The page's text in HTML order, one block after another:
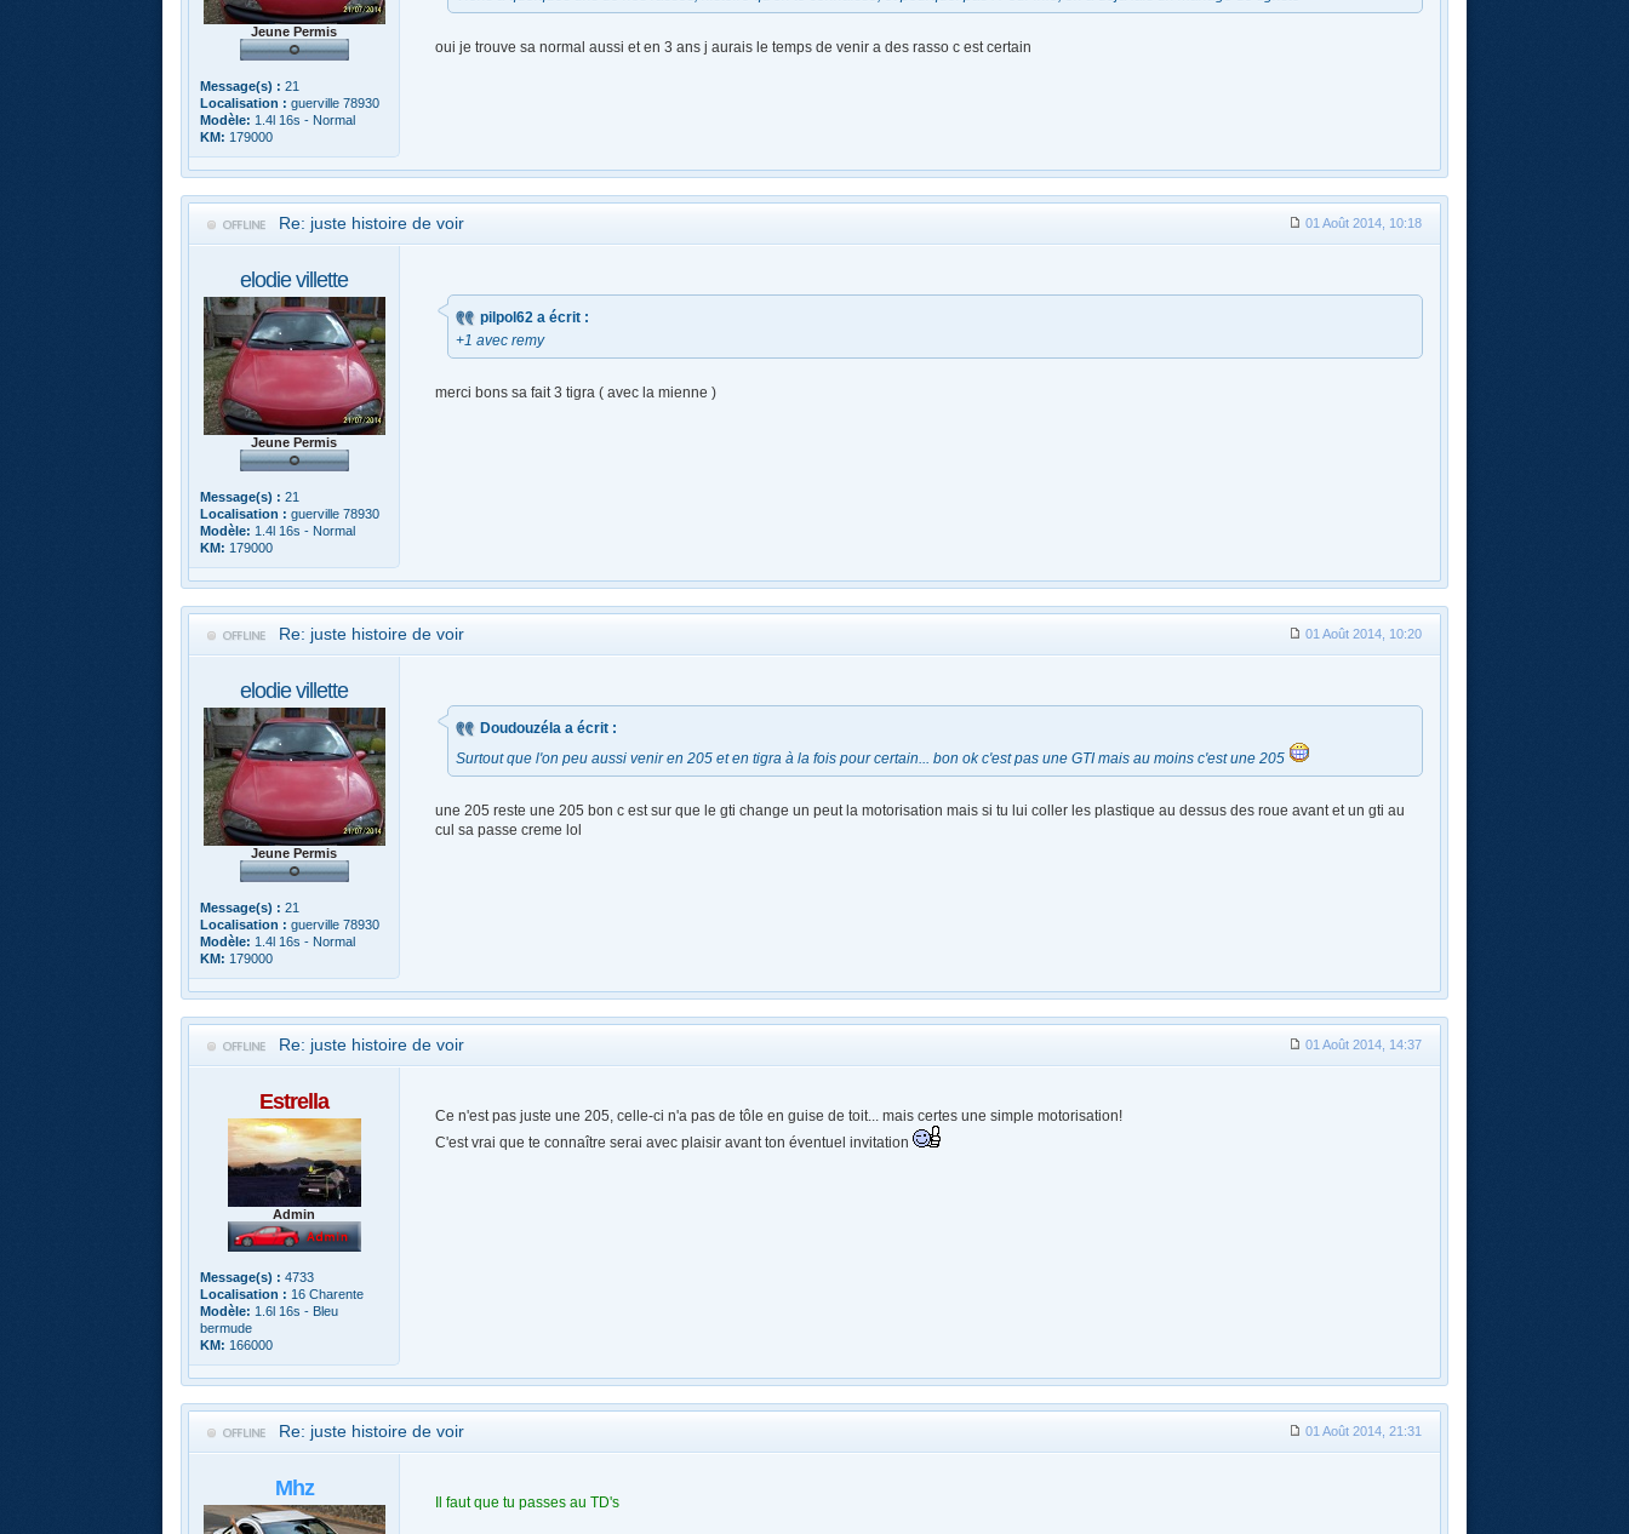
Jeune Permis
Message(s) : 21
Localisation : guerville 78930
Modèle: 1.4l 16s - Normal
KM: 179000
oui je trouve sa normal aussi et en 3 ans j aurais le temps de venir a des rasso c est certain
Re: juste histoire de voir 01 Août 2014, 10:18
elodie villette
Jeune Permis
Message(s) : 21
Localisation : guerville 78930
Modèle: 1.4l 16s - Normal
KM: 179000
pilpol62 a écrit :
+1 avec remy
merci bons sa fait 3 tigra ( avec la mienne )
Re: juste histoire de voir 01 Août 2014, 10:20
elodie villette
Jeune Permis
Message(s) : 21
Localisation : guerville 78930
Modèle: 1.4l 16s - Normal
KM: 179000
Doudouzéla a écrit :
Surtout que l'on peu aussi venir en 205 et en tigra à la fois pour certain... bon ok c'est pas une GTI mais au moins c'est une 205
une 205 reste une 205 bon c est sur que le gti change un peut la motorisation mais si tu lui coller les plastique au dessus des roue avant et un gti au
cul sa passe creme lol
Re: juste histoire de voir 01 Août 2014, 14:37
Estrella
Admin
Message(s) : 4733
Localisation : 16 Charente
Modèle: 1.6l 16s - Bleu
bermude
KM: 166000
Ce n'est pas juste une 205, celle-ci n'a pas de tôle en guise de toit... mais certes une simple motorisation!
C'est vrai que te connaître serai avec plaisir avant ton éventuel invitation
Re: juste histoire de voir 01 Août 2014, 21:31
Mhz
Il faut que tu passes au TD's